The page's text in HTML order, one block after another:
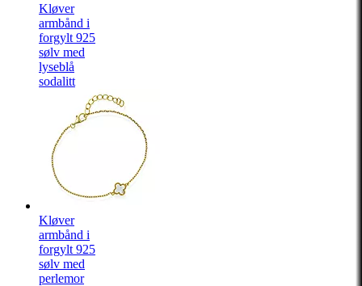
Kløver
armbånd i
forgylt 925
sølv med
lyseblå
sodalitt
Kløver
armbånd i
forgylt 925
sølv med
perlemor